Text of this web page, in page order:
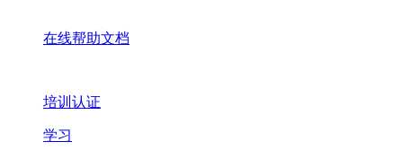
在线帮助文档
培训认证
学习